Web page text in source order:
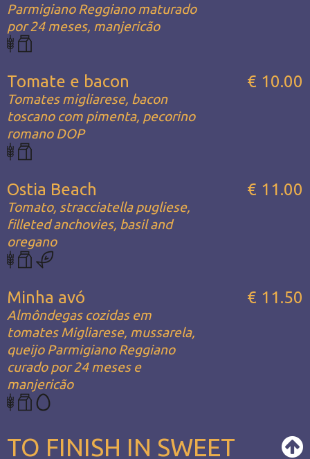
Parmigiano Reggiano maturado
por 24 meses, manjericão
Tomate e bacon
Tomates migliarese, bacon
toscano com pimenta, pecorino
romano DOP
€ 10.00
Ostia Beach
Tomato, stracciatella pugliese,
filleted anchovies, basil and
oregano
€ 11.00
Minha avó
Almôndegas cozidas em
tomates Migliarese, mussarela,
queijo Parmigiano Reggiano
curado por 24 meses e
manjericão
€ 11.50
TO FINISH IN SWEET